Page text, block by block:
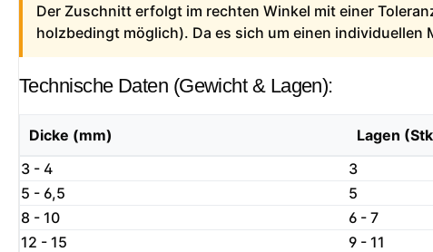
Der Zuschnitt erfolgt im rechten Winkel mit einer
holzbedingt möglich). Da es sich um einen
Technische Daten (Gewicht & Lagen):
Dicke (mm) Lagen
3 - 4
3
5 - 6,5
5
8 - 10
6 - 7
12 - 15
9 - 11